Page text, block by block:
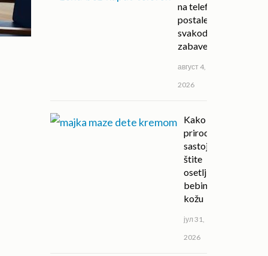
na telefonu
postale deo
svakodnevne
zabave?
август 4,
2026
Kako
prirodni
sastojci
štite
osetljivu
bebinu
kožu
јул 31,
2026